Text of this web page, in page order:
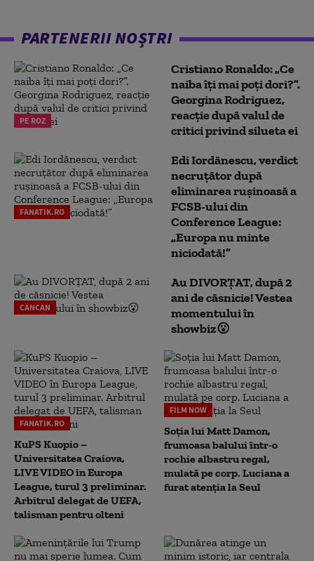
PARTENERII NOȘTRI
PE ROZ
Cristiano Ronaldo: „Ce
naiba îți mai poți dori?”.
Georgina Rodriguez,
reacție după valul de
critici privind silueta ei
FANATIK.RO
Edi Iordănescu, verdict
necruțător după
eliminarea rușinoasă a
FCSB-ului din
Conference League:
„Europa nu minte
niciodată!”
CANCAN
Au DIVORȚAT, după 2
ani de căsnicie! Vestea
momentului în
showbiz😮
FANATIK.RO
KuPS Kuopio –
Universitatea Craiova,
LIVE VIDEO în Europa
League, turul 3 preliminar.
Arbitrul delegat de UEFA,
talisman pentru olteni
FILM NOW
Soția lui Matt Damon,
frumoasa balului într-o
rochie albastru regal,
mulată pe corp. Luciana a
furat atenția la Seul